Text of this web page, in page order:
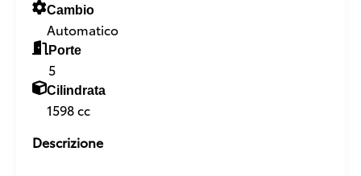
Cambio
Automatico
Porte
5
Cilindrata
1598 cc
Descrizione